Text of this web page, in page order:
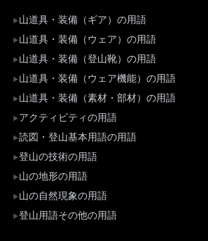
山道具・装備（ギア）の用語
山道具・装備（ウェア）の用語
山道具・装備（登山靴）の用語
山道具・装備（ウェア機能）の用語
山道具・装備（素材・部材）の用語
アクティビティの用語
読図・登山基本用語の用語
登山の技術の用語
山の地形の用語
山の自然現象の用語
登山用語その他の用語